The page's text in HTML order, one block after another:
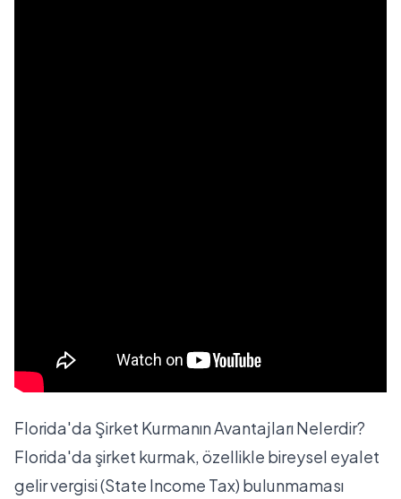
Florida'da Şirket Kurmanın Avantajları Nelerdir?
Florida'da şirket kurmak, özellikle bireysel eyalet
gelir vergisi (State Income Tax) bulunmaması